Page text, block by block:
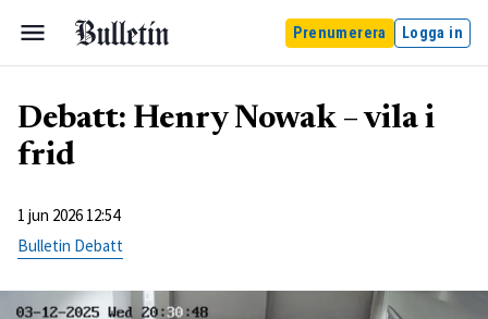
Prenumerera Logga in
Debatt: Henry Nowak – vila i
frid
1 jun 2026 12:54
Bulletin Debatt